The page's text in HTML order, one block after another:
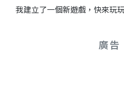
我建立了一個新遊戲，快來玩
廣告